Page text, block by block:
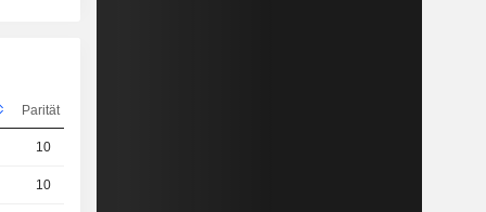
Parität
10
10